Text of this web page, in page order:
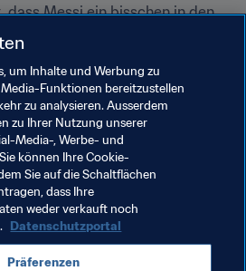
dass Messi ein bisschen in den
doch ich denke, dass Neymar
gibt jedenfalls definitiv einen
das nicht nur kurzfristig. Er klopft
die Tür.
'The Letter' ist kürzlich
um Inhalte und Werbung zu
Funktionen bereitzustellen
zu analysieren. Ausserdem
zu Ihrer Nutzung unserer
Media-, Werbe- und
können Ihre Cookie-
Sie auf die Schaltflächen
dass Ihre
weder verkauft noch
Datenschutzportal
Präferenzen